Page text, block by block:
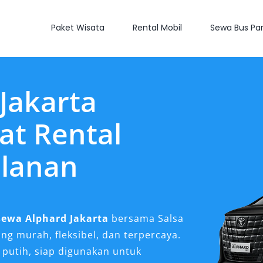
Paket Wisata Rental Mobil Sewa Bus
Rental
Alphard Jakarta bersama Salsa
murah, fleksibel, dan terpercaya.
siap digunakan untuk